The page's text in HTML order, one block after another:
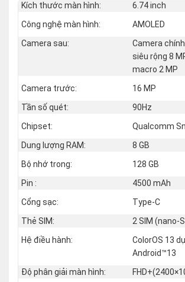
Kích thước màn hình:
6.74 inch
Công nghệ màn hình:
AMOLED
Camera sau:
Camera
siêu rộng 8
macro 2 MP
Camera trước:
16 MP
Tần số quét:
90Hz
Chipset:
Qualcomm
Dung lượng RAM:
8 GB
Bộ nhớ trong:
128 GB
Pin :
4500 mAh
Cổng sạc:
Type-C
Thẻ SIM:
2 SIM
Hệ điều hành:
ColorOS 13
Android™13
Độ phân giải màn hình: